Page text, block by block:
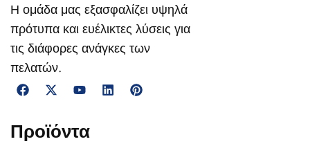
Η ομάδα μας εξασφαλίζει υψηλά
πρότυπα και ευέλικτες λύσεις για
τις διάφορες ανάγκες των
πελατών.
Προϊόντα